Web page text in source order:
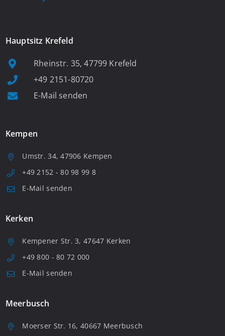
Hauptsitz Krefeld
Rheinstr. 35, 47799 Krefeld
+49 2151-80720
E-Mail senden
Kempen
Umstr. 34, 47906 Kempen
+49 2152 - 80 98 99 8
E-Mail senden
Kerken
Kempener Str. 3, 47647 Kerken
+49 800 - 80 72 000
E-Mail senden
Meerbusch
Moerser Str. 16, 40667 Meerbusch